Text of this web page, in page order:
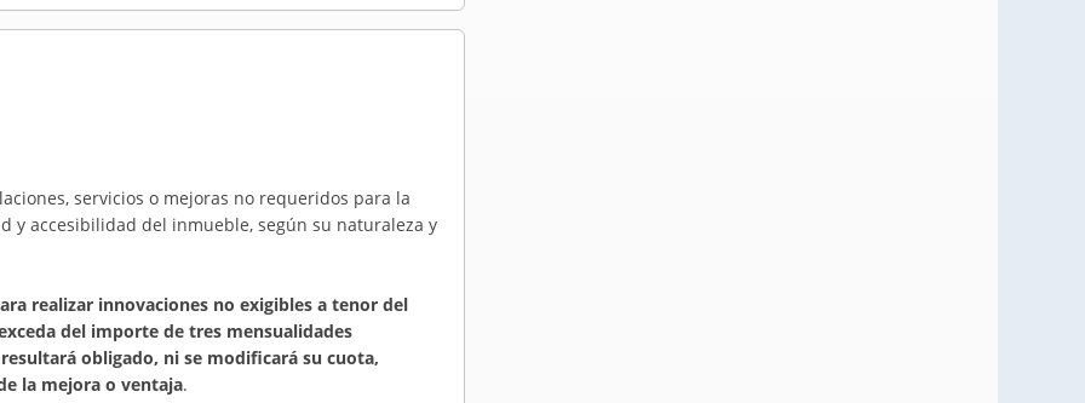
servicios o mejoras no requeridos para la
y accesibilidad del inmueble, según su naturaleza y
realizar innovaciones no exigibles a tenor del
del importe de tres mensualidades
obligado, ni se modificará su cuota,
la mejora o ventaja.